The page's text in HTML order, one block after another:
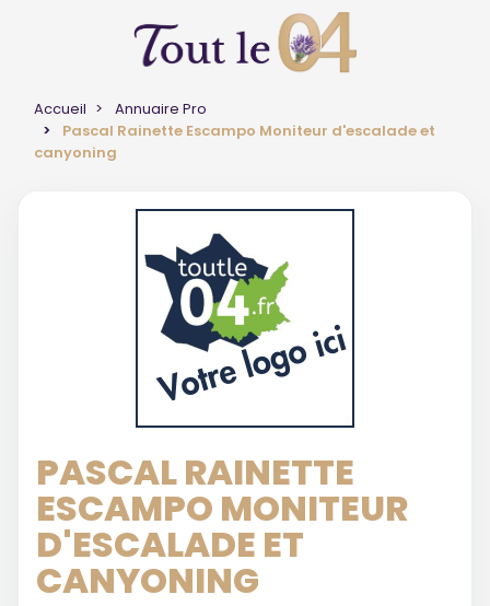
Accueil
Annuaire Pro
Pascal Rainette Escampo Moniteur d'escalade et
canyoning
PASCAL RAINETTE
ESCAMPO MONITEUR
D'ESCALADE ET
CANYONING